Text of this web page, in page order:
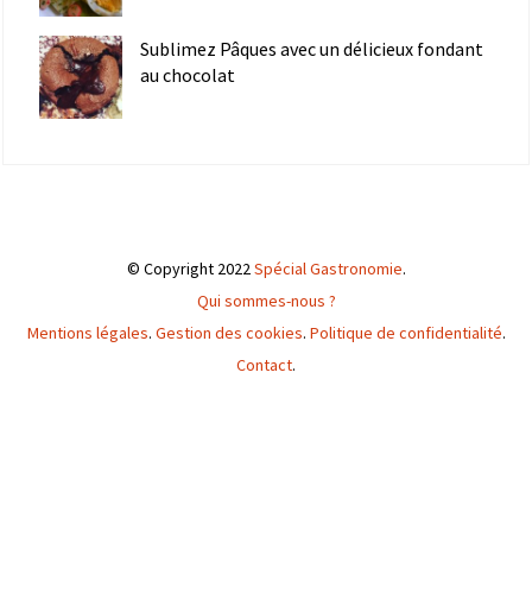
Sublimez Pâques avec un délicieux fondant
au chocolat
© Copyright 2022Spécial Gastronomie.
Qui sommes-nous ?
Mentions légales. Gestion des cookies. Politique de confidentialité.
Contact.